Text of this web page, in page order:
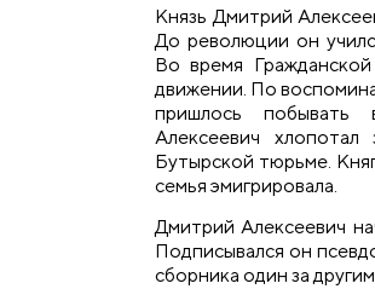
Князь Дмитрий
До революции он
Во время
движении. По
пришлось побывать
Алексеевич
Бутырской тюрьме.
семья эмигрировала.
Дмитрий Алексеевич
Подписывался он
сборника один за